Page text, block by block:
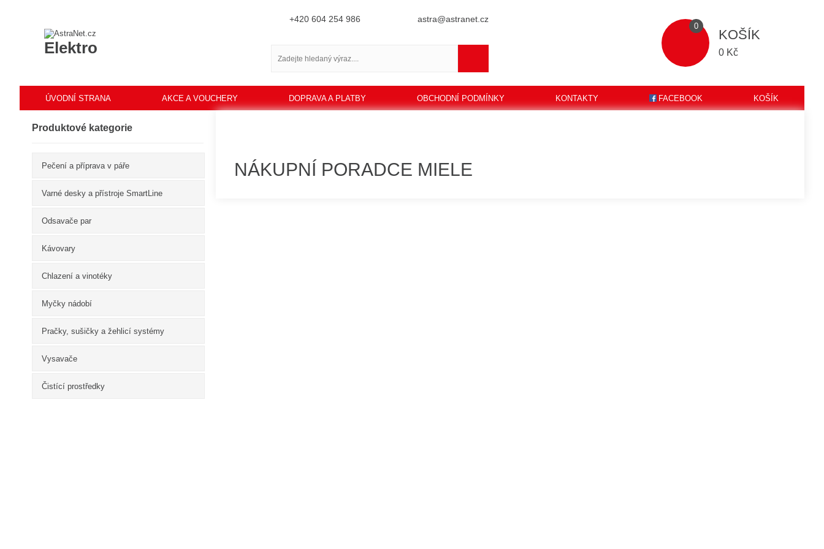
Elektro
+420 604 254 986 astra@astranet.cz
0
KOŠÍK
0 Kč
ÚVODNÍ STRANA AKCE A VOUCHERY DOPRAVA A PLATBY OBCHODNÍ PODMÍNKY KONTAKTY FACEBOOK KOŠÍK
Produktové kategorie
Pečení a příprava v páře
Varné desky a přístroje SmartLine
Odsavače par
Kávovary
Chlazení a vinotéky
Myčky nádobí
Pračky, sušičky a žehlicí systémy
Vysavače
Čistící prostředky
NÁKUPNÍ PORADCE MIELE